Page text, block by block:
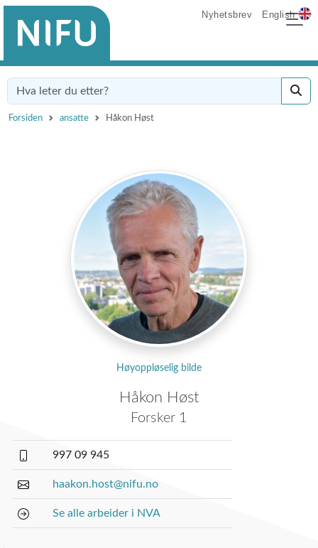
Nyhetsbrev English
Forsiden ansatte Håkon Høst
Høyoppløselig bilde
Håkon Høst
Forsker 1
997 09 945
haakon.host@nifu.no
Se alle arbeider i NVA